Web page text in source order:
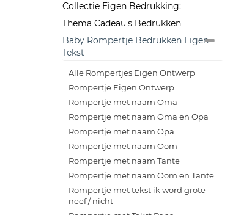
Collectie Eigen Bedrukking:
Thema Cadeau's Bedrukken
Baby Rompertje Bedrukken Eigen
Tekst
Alle Rompertjes Eigen Ontwerp
Rompertje Eigen Ontwerp
Rompertje met naam Oma
Rompertje met naam Oma en Opa
Rompertje met naam Opa
Rompertje met naam Oom
Rompertje met naam Tante
Rompertje met naam Oom en Tante
Rompertje met tekst ik word grote
neef / nicht